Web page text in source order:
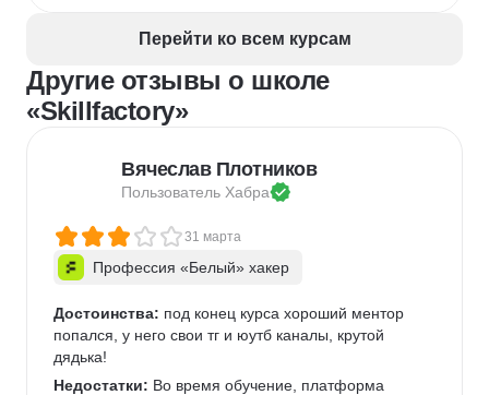
Перейти ко всем курсам
Другие отзывы о школе
«Skillfactory»
Вячеслав Плотников
Пользователь Хабра
31 марта
Профессия «Белый» хакер
Достоинства: под конец курса хороший ментор
попался, у него свои тг и юутб каналы, крутой
дядька!
Недостатки: Во время обучение, платформа